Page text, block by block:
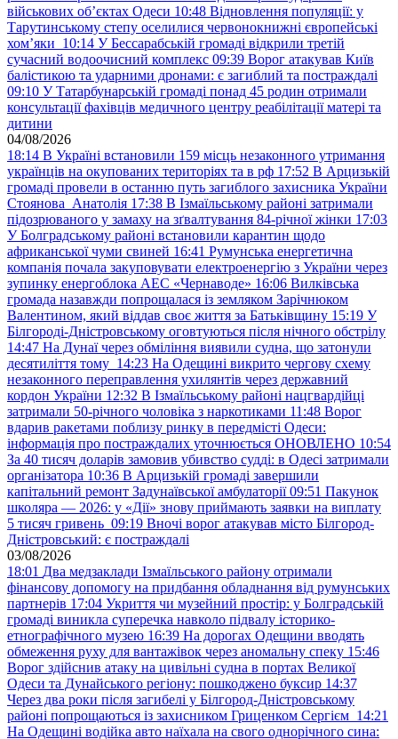
військових обʼєктах Одеси 10:48 Відновлення популяції: у
Тарутинському степу оселилися червонокнижні європейські
хом’яки 10:14 У Бессарабській громаді відкрили третій
сучасний водоочисний комплекс 09:39 Ворог атакував Київ
балістикою та ударними дронами: є загиблий та постраждалі
09:10 У Татарбунарській громаді понад 45 родин отримали
консультації фахівців медичного центру реабілітації матері та
дитини
04/08/2026
18:14 В Україні встановили 159 місць незаконного утримання
українців на окупованих територіях та в рф 17:52 В Арцизькій
громаді провели в останню путь загиблого захисника України
Стоянова Анатолія 17:38 В Ізмаїльському районі затримали
підозрюваного у замаху на зґвалтування 84-річної жінки 17:03
У Болградському районі встановили карантин щодо
африканської чуми свиней 16:41 Румунська енергетична
компанія почала закуповувати електроенергію з України через
зупинку енергоблока АЕС «Чернаводе» 16:06 Вилківська
громада назавжди попрощалася із земляком Зарічнюком
Валентином, який віддав своє життя за Батьківщину 15:19 У
Білгороді-Дністровському оговтуються після нічного обстрілу
14:47 На Дунаї через обміління виявили судна, що затонули
десятиліття тому 14:23 На Одещині викрито чергову схему
незаконного переправлення ухилянтів через державний
кордон України 12:32 В Ізмаїльському районі нацгвардійці
затримали 50-річного чоловіка з наркотиками 11:48 Ворог
вдарив ракетами поблизу ринку в передмісті Одеси:
інформація про постраждалих уточнюється ОНОВЛЕНО 10:54
За 40 тисяч доларів замовив убивство судді: в Одесі затримали
організатора 10:36 В Арцизькій громаді завершили
капітальний ремонт Задунаївської амбулаторії 09:51 Пакунок
школяра — 2026: у «Дії» знову приймають заявки на виплату
5 тисяч гривень 09:19 Вночі ворог атакував місто Білгород-
Дністровський: є постраждалі
03/08/2026
18:01 Два медзаклади Ізмаїльського району отримали
фінансову допомогу на придбання обладнання від румунських
партнерів 17:04 Укриття чи музейний простір: у Болградській
громаді виникла суперечка навколо підвалу історико-
етнографічного музею 16:39 На дорогах Одещини вводять
обмеження руху для вантажівок через аномальну спеку 15:46
Ворог здійснив атаку на цивільні судна в портах Великої
Одеси та Дунайського регіону: пошкоджено буксир 14:37
Через два роки після загибелі у Білгород-Дністровському
районі попрощаються із захисником Гриценком Сергієм 14:21
На Одещині водійка авто наїхала на свого однорічного сина: